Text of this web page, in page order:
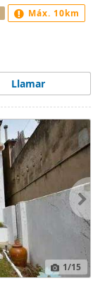
Llamar
Máx. 10km
1/15